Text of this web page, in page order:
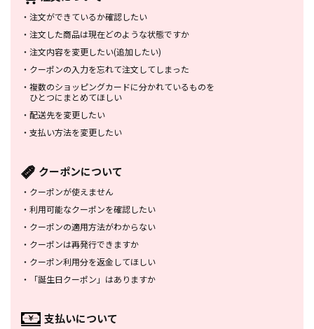
・ 注文ができているか確認したい
・ 注文した商品は現在どのような状態ですか
・ 注文内容を変更したい(追加したい)
・ クーポンの入力を忘れて注文してしまった
・ 複数のショッピングカードに分かれているものを
ひとつにまとめてほしい
・ 配送先を変更したい
・ 支払い方法を変更したい
クーポンについて
・ クーポンが使えません
・ 利用可能なクーポンを確認したい
・ クーポンの適用方法がわからない
・ クーポンは再発行できますか
・ クーポン利用分を返金してほしい
・
「誕生日クーポン」はありますか
支払いについて